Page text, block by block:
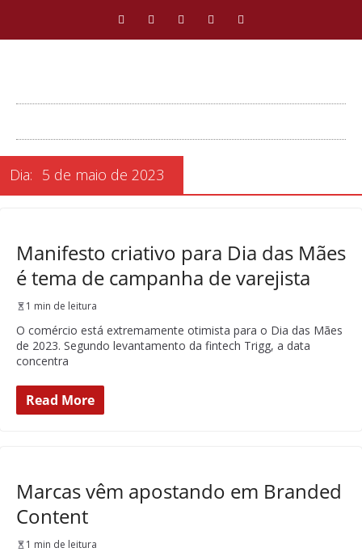
Dia: 5 de maio de 2023
Manifesto criativo para Dia das Mães
é tema de campanha de varejista
1 min de leitura
O comércio está extremamente otimista para o Dia das Mães
de 2023. Segundo levantamento da fintech Trigg, a data
concentra
Read More
Marcas vêm apostando em Branded
Content
1 min de leitura